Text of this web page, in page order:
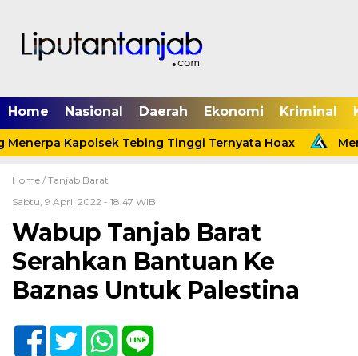
Home Nasional Daerah Ekonomi Kriminal
Kapolsek Tebing Tinggi Ternyata Hoax
Home / Tanjab Barat
Sabtu, 9 April 2022 - 18:47 WIB
Wabup Tanjab Barat
Serahkan Bantuan Ke
Baznas Untuk Palestina